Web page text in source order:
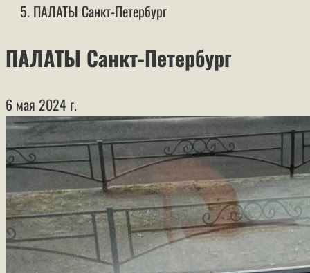
ПАЛАТЫ Санкт-Петербург
ПАЛАТЫ Санкт-Петербург
6 мая 2024 г.